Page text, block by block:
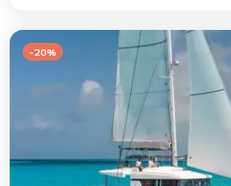
verfügt über folgende Ausstattung: Autopilot,
Anschluss, Deckdusche, Wass...
-20%